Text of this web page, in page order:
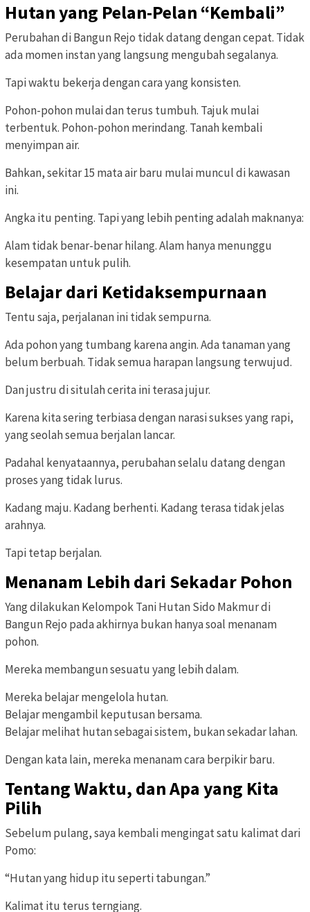
Hutan yang Pelan-Pelan “Kembali”
Perubahan di Bangun Rejo tidak datang dengan cepat. Tidak
ada momen instan yang langsung mengubah segalanya.
Tapi waktu bekerja dengan cara yang konsisten.
Pohon-pohon mulai dan terus tumbuh. Tajuk mulai
terbentuk. Pohon-pohon merindang. Tanah kembali
menyimpan air.
Bahkan, sekitar 15 mata air baru mulai muncul di kawasan
ini.
Angka itu penting. Tapi yang lebih penting adalah maknanya:
Alam tidak benar-benar hilang. Alam hanya menunggu
kesempatan untuk pulih.
Belajar dari Ketidaksempurnaan
Tentu saja, perjalanan ini tidak sempurna.
Ada pohon yang tumbang karena angin. Ada tanaman yang
belum berbuah. Tidak semua harapan langsung terwujud.
Dan justru di situlah cerita ini terasa jujur.
Karena kita sering terbiasa dengan narasi sukses yang rapi,
yang seolah semua berjalan lancar.
Padahal kenyataannya, perubahan selalu datang dengan
proses yang tidak lurus.
Kadang maju. Kadang berhenti. Kadang terasa tidak jelas
arahnya.
Tapi tetap berjalan.
Menanam Lebih dari Sekadar Pohon
Yang dilakukan Kelompok Tani Hutan Sido Makmur di
Bangun Rejo pada akhirnya bukan hanya soal menanam
pohon.
Mereka membangun sesuatu yang lebih dalam.
Mereka belajar mengelola hutan.
Belajar mengambil keputusan bersama.
Belajar melihat hutan sebagai sistem, bukan sekadar lahan.
Dengan kata lain, mereka menanam cara berpikir baru.
Tentang Waktu, dan Apa yang Kita
Pilih
Sebelum pulang, saya kembali mengingat satu kalimat dari
Pomo:
“Hutan yang hidup itu seperti tabungan.”
Kalimat itu terus terngiang.